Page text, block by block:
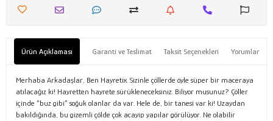
Ürün Açıklaması Garanti ve Teslimat Taksit Seçenekleri Yorumlar
Merhaba Arkadaşlar, Ben Hayretix. Sizinle çöllerde öyle süper bir maceraya
atılacağız ki! Hayretten hayrete sürükleneceksiniz. Biliyor musunuz? Çöller
içinde “buz gibi” soğuk olanlar da var. Hele de, bir tanesi var ki! Uzaydan
bakıldığında, bu gizemli çölde çok acayip yapılar görülüyor. Ne olabilir